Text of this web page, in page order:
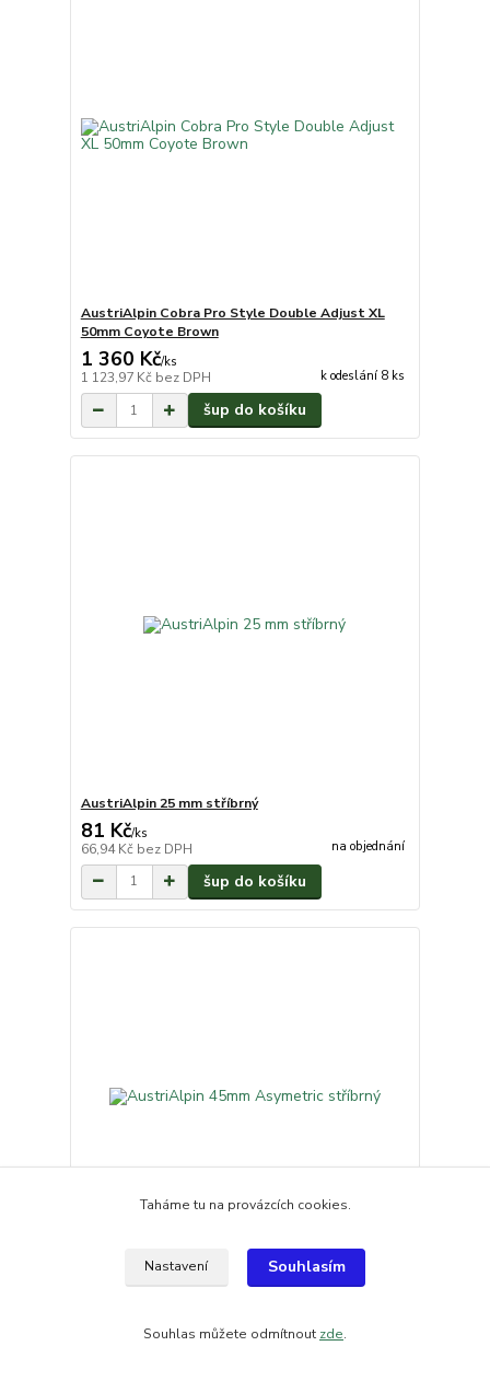
AustriAlpin Cobra Pro Style Double Adjust XL
50mm Coyote Brown
1 360 Kč/ks
1 123,97 Kč bez DPH k odeslání 8 ks
šup do košíku
AustriAlpin 25 mm stříbrný
81 Kč/ks
66,94 Kč bez DPH na objednání
šup do košíku
AustriAlpin 45mm Asymetric stříbrný
Taháme tu na provázcích cookies.
Nastavení Souhlasím
Souhlas můžete odmítnout zde.